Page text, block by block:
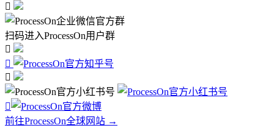

扫码进入ProcessOn用户群




前往ProcessOn全球网站 →